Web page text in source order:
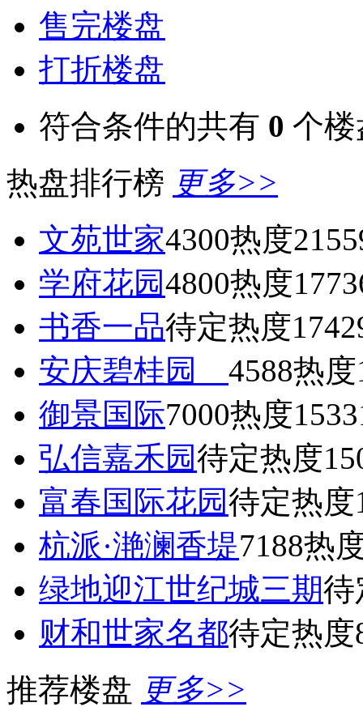
售完楼盘
打折楼盘
符合条件的共有 0 个楼
热盘排行榜 更多>>
文苑世家4300热度
学府花园4800热度
书香一品待定热度
安庆碧桂园 4588热度
御景国际7000热度
弘信嘉禾园待定热度
富春国际花园待定热度
杭派·滟澜香堤7188热
绿地迎江世纪城三期待
财和世家名都待定热度
推荐楼盘 更多>>